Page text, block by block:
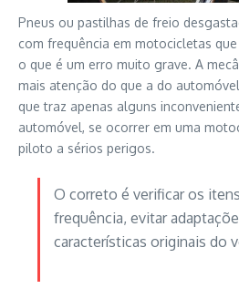
Pneus ou pastilhas de freio
com frequência em motocicletas
o que é um erro muito grave. A
mais atenção do que a do
que traz apenas alguns
automóvel, se ocorrer em uma
piloto a sérios perigos.
O correto é verificar os
frequência, evitar
características originais do